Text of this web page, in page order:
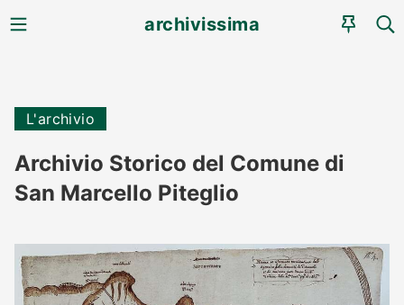
MENU archivissima
L'archivio
Archivio Storico del Comune di
San Marcello Piteglio